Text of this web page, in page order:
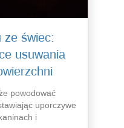
ze świec:
usuwania
powodować
uporczywe
i